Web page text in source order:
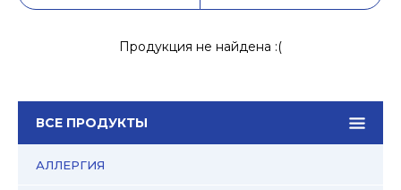
ВСЕ ПРОДУКТЫ
АЛЛЕРГИЯ
Продукция не найдена :(